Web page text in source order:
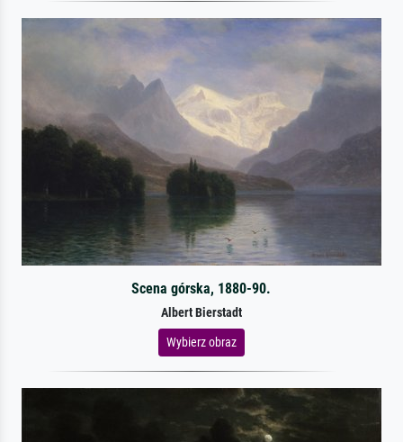
Scena górska, 1880-90.
Albert Bierstadt
Wybierz obraz